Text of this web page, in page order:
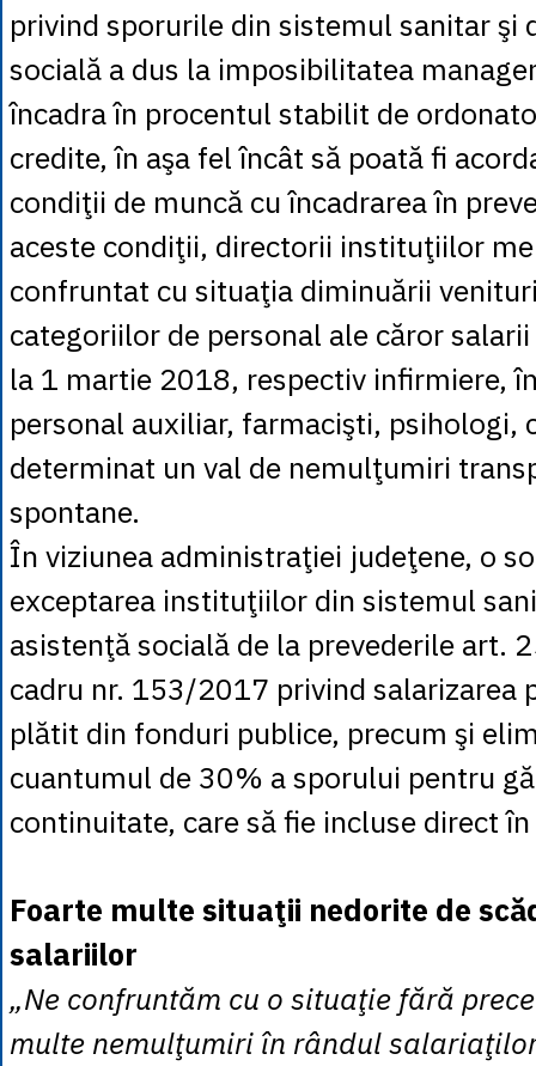
privind sporurile din sistemul sanitar şi
socială a dus la imposibilitatea
încadra în procentul stabilit de
credite, în aşa fel încât să poată fi
condiţii de muncă cu încadrarea în
aceste condiţii, directorii instituţiilor
confruntat cu situaţia diminuării
categoriilor de personal ale căror
la 1 martie 2018, respectiv infirmiere,
personal auxiliar, farmacişti, psihologi,
determinat un val de nemulţumiri
spontane.
În viziunea administraţiei judeţene, o
exceptarea instituţiilor din sistemul
asistenţă socială de la prevederile art.
cadru nr. 153/2017 privind salarizarea
plătit din fonduri publice, precum şi
cuantumul de 30% a sporului pentru
continuitate, care să fie incluse direct
Foarte multe situaţii nedorite de
salariilor
„Ne confruntăm cu o situaţie fără
multe nemulţumiri în rândul